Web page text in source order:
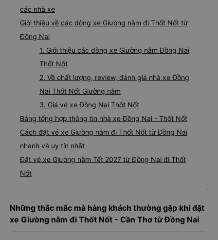
các nhà xe
Giới thiệu về các dòng xe Giường nằm đi Thốt Nốt từ
Đồng Nai
1. Giới thiệu các dòng xe Giường nằm Đồng Nai
Thốt Nốt
2. Về chất lượng, review, đánh giá nhà xe Đồng
Nai Thốt Nốt Giường nằm
3. Giá vé xe Đồng Nai Thốt Nốt
Bảng tổng hợp thông tin nhà xe Đồng Nai - Thốt Nốt
Cách đặt vé xe Giường nằm đi Thốt Nốt từ Đồng Nai
nhanh và uy tín nhất
Đặt vé xe Giường nằm Tết 2027 từ Đồng Nai đi Thốt
Nốt
Những thắc mắc mà hàng khách thường gặp khi đặt
xe Giường nằm đi Thốt Nốt - Cần Thơ từ Đồng Nai